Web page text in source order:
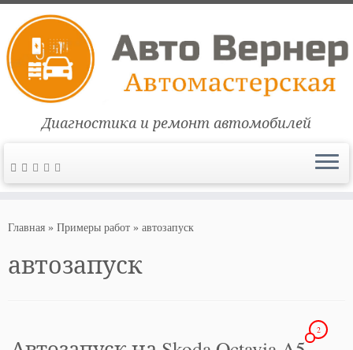
Диагностика и ремонт автомобилей
Главная » Примеры работ » автозапуск
автозапуск
2